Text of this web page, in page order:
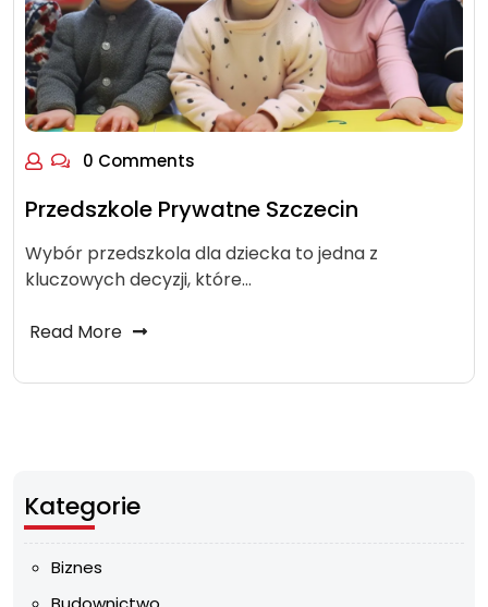
0 Comments
Przedszkole Prywatne Szczecin
Wybór przedszkola dla dziecka to jedna z
kluczowych decyzji, które…
Read More
Kategorie
Biznes